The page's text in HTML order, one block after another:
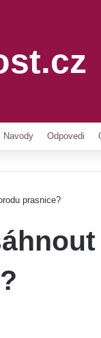
Navody Odpovedi
prasnice?